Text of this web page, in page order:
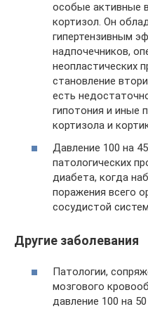
особые активные
кортизол. Он
гипертензивным
надпочечников,
неопластических
становление
есть
гипотония и иные
кортизола и
Давление 100 на
патологических
диабета, когда
поражения всего
сосудистой
Другие заболевания
Патологии,
мозгового
давление 100 на